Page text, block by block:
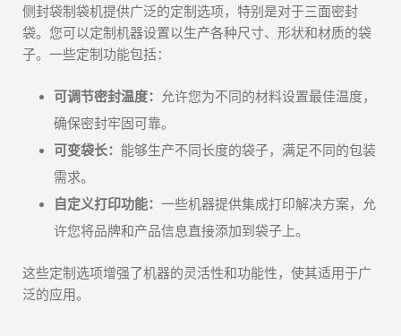
侧封袋制袋机提供广泛的定制选项，特别是对于三面密封
袋。您可以定制机器设置以生产各种尺寸、形状和材质的袋
子。一些定制功能包括：
可调节密封温度：
允许您为不同的材料设置最佳温度，
确保密封牢固可靠。
可变袋长： 能够生产不同长度的袋子，满足不同的包装
需求。
自定义打印功能： 一些机器提供集成打印解决方案，允
许您将品牌和产品信息直接添加到袋子上。
这些定制选项增强了机器的灵活性和功能性，使其适用于广
泛的应用。